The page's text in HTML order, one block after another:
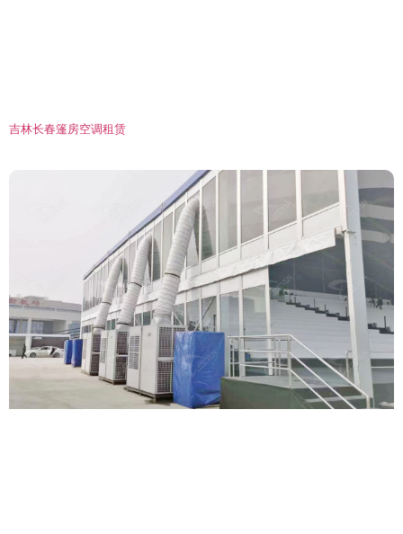
吉林长春篷房空调租赁